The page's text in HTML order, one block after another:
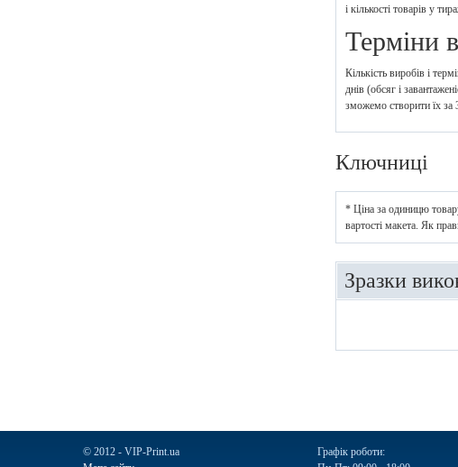
і кількості товарів у
Терміни
Кількість виробів і
днів (обсяг і
зможемо створити їх за
Ключниці
* Ціна за одиницю
вартості макета. Як
Зразки
© 2012 - VIP-Print.ua
Графік роботи: